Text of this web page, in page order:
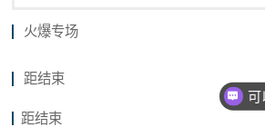
火爆专场
距结束
距结束